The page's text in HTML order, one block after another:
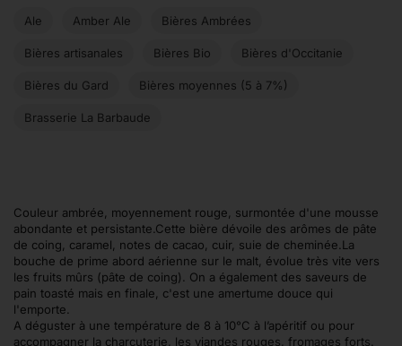
Ale Amber Ale Bières Ambrées
Bières artisanales Bières Bio Bières d'Occitanie
Bières du Gard Bières moyennes (5 à 7%)
Brasserie La Barbaude
Couleur ambrée, moyennement rouge, surmontée d'une mousse
abondante et persistante.Cette bière dévoile des arômes de pâte
de coing, caramel, notes de cacao, cuir, suie de cheminée.La
bouche de prime abord aérienne sur le malt, évolue très vite vers
les fruits mûrs (pâte de coing). On a également des saveurs de
pain toasté mais en finale, c'est une amertume douce qui
l'emporte.
A déguster à une température de 8 à 10°C à l’apéritif ou pour
accompagner la charcuterie, les viandes rouges, fromages forts.